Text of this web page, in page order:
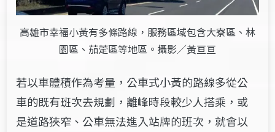
高雄市幸福小黃有多條路線，服務區域包含大寮區、林
園區、茄萣區等地區。攝影／黃亘亘
若以車體積作為考量，公車式小黃的路線多從公
車的既有班次去規劃，離峰時段較少人搭乘，或
是道路狹窄、公車無法進入站牌的班次，就會以